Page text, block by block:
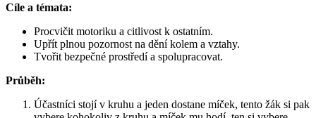
Cíle a témata:
Procvičit motoriku a citlivost k ostatním.
Upřít plnou pozornost na dění kolem a vztahy.
Tvořit bezpečné prostředí a spolupracovat.
Průběh:
Účastníci stojí v kruhu a jeden dostane míček, tento žák si pak